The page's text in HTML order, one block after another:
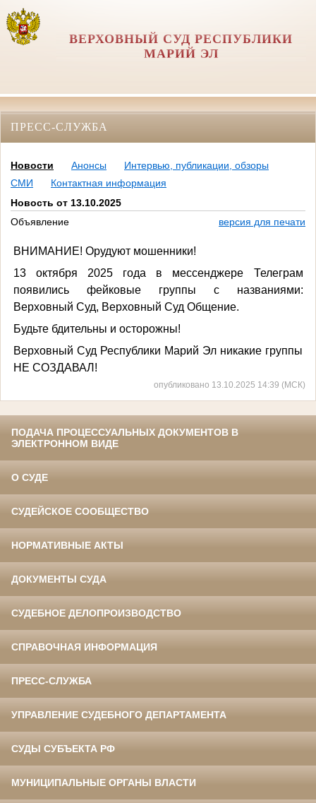
ВЕРХОВНЫЙ СУД РЕСПУБЛИКИ
МАРИЙ ЭЛ
ПРЕСС-СЛУЖБА
Новости Анонсы
Интервью, публикации, обзоры
СМИ
Контактная информация
Новость от 13.10.2025
Объявление
версия для печати
ВНИМАНИЕ! Орудуют мошенники!
13 октября 2025 года в мессенджере Телеграм
появились фейковые группы с названиями:
Верховный Суд, Верховный Суд Общение.
Будьте бдительны и осторожны!
Верховный Суд Республики Марий Эл никакие группы
НЕ СОЗДАВАЛ!
опубликовано 13.10.2025 14:39 (МСК)
ПОДАЧА ПРОЦЕССУАЛЬНЫХ ДОКУМЕНТОВ В
ЭЛЕКТРОННОМ ВИДЕ
О СУДЕ
СУДЕЙСКОЕ СООБЩЕСТВО
НОРМАТИВНЫЕ АКТЫ
ДОКУМЕНТЫ СУДА
СУДЕБНОЕ ДЕЛОПРОИЗВОДСТВО
СПРАВОЧНАЯ ИНФОРМАЦИЯ
ПРЕСС-СЛУЖБА
УПРАВЛЕНИЕ СУДЕБНОГО ДЕПАРТАМЕНТА
СУДЫ СУБЪЕКТА РФ
МУНИЦИПАЛЬНЫЕ ОРГАНЫ ВЛАСТИ